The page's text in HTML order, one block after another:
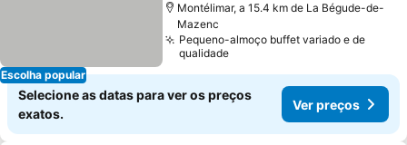
Escolha popular
Montélimar, a 15.4 km de La Bégude-de-
Mazenc
Pequeno-almoço buffet variado e de
qualidade
Selecione as datas para ver os preços
exatos.
Ver preços